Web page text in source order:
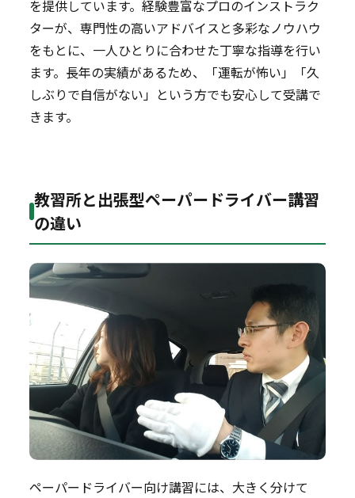
を提供しています。経験豊富なプロのインストラク
ターが、専門性の高いアドバイスと多彩なノウハウ
をもとに、一人ひとりに合わせた丁寧な指導を行い
ます。長年の実績があるため、「運転が怖い」「久
しぶりで自信がない」という方でも安心して受講で
きます。
教習所と出張型ペーパードライバー講習
の違い
ペーパードライバー向け講習には、大きく分けて